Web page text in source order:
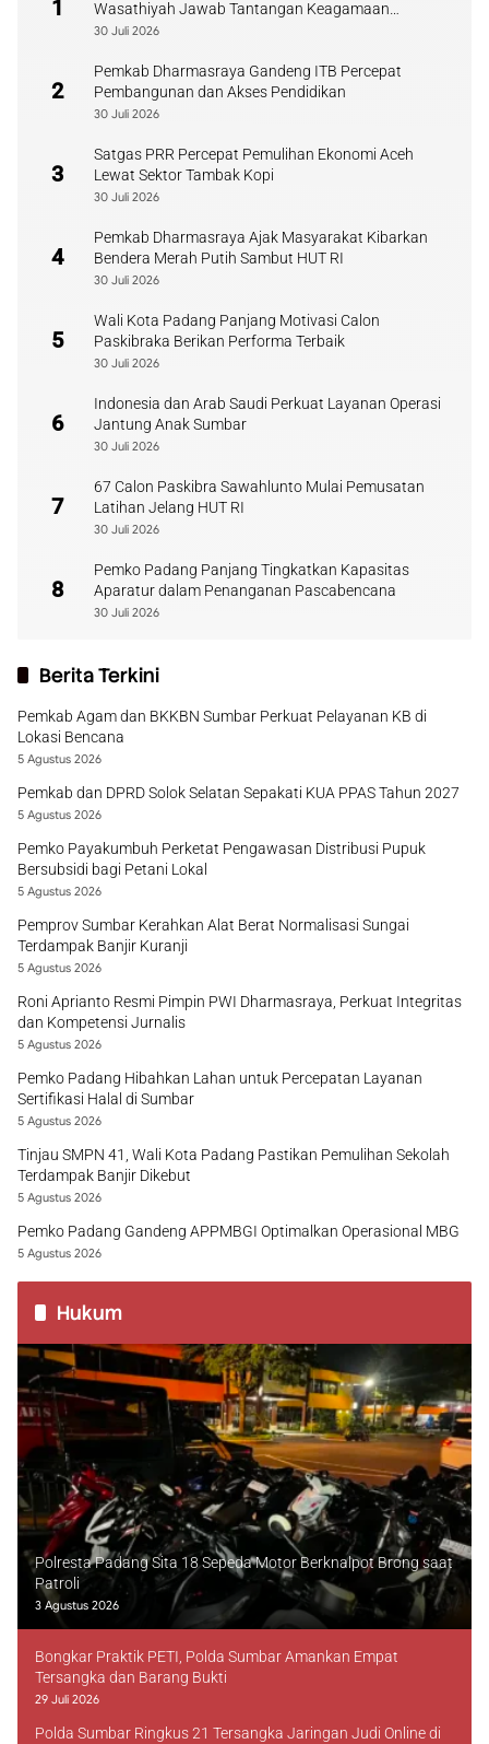
1
Wasathiyah Jawab Tantangan Keagamaan
Kontemporer
30 Juli 2026
2
Pemkab Dharmasraya Gandeng ITB Percepat
Pembangunan dan Akses Pendidikan
30 Juli 2026
3
Satgas PRR Percepat Pemulihan Ekonomi Aceh
Lewat Sektor Tambak Kopi
30 Juli 2026
4
Pemkab Dharmasraya Ajak Masyarakat Kibarkan
Bendera Merah Putih Sambut HUT RI
30 Juli 2026
5
Wali Kota Padang Panjang Motivasi Calon
Paskibraka Berikan Performa Terbaik
30 Juli 2026
6
Indonesia dan Arab Saudi Perkuat Layanan Operasi
Jantung Anak Sumbar
30 Juli 2026
7
67 Calon Paskibra Sawahlunto Mulai Pemusatan
Latihan Jelang HUT RI
30 Juli 2026
8
Pemko Padang Panjang Tingkatkan Kapasitas
Aparatur dalam Penanganan Pascabencana
30 Juli 2026
Berita Terkini
Pemkab Agam dan BKKBN Sumbar Perkuat Pelayanan KB di
Lokasi Bencana
5 Agustus 2026
Pemkab dan DPRD Solok Selatan Sepakati KUA PPAS Tahun 2027
5 Agustus 2026
Pemko Payakumbuh Perketat Pengawasan Distribusi Pupuk
Bersubsidi bagi Petani Lokal
5 Agustus 2026
Pemprov Sumbar Kerahkan Alat Berat Normalisasi Sungai
Terdampak Banjir Kuranji
5 Agustus 2026
Roni Aprianto Resmi Pimpin PWI Dharmasraya, Perkuat Integritas
dan Kompetensi Jurnalis
5 Agustus 2026
Pemko Padang Hibahkan Lahan untuk Percepatan Layanan
Sertifikasi Halal di Sumbar
5 Agustus 2026
Tinjau SMPN 41, Wali Kota Padang Pastikan Pemulihan Sekolah
Terdampak Banjir Dikebut
5 Agustus 2026
Pemko Padang Gandeng APPMBGI Optimalkan Operasional MBG
5 Agustus 2026
Hukum
Polresta Padang Sita 18 Sepeda Motor Berknalpot Brong saat
Patroli
3 Agustus 2026
Bongkar Praktik PETI, Polda Sumbar Amankan Empat
Tersangka dan Barang Bukti
29 Juli 2026
Polda Sumbar Ringkus 21 Tersangka Jaringan Judi Online di